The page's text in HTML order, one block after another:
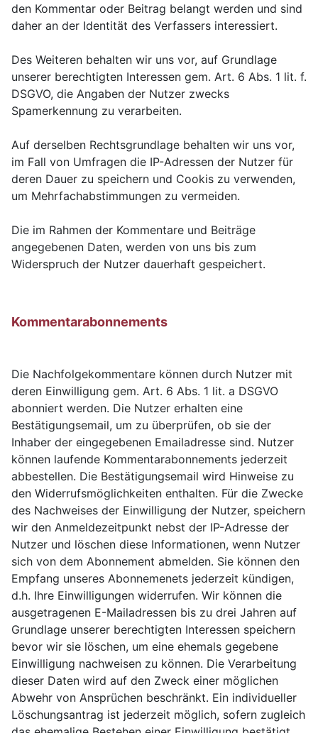
den Kommentar oder Beitrag belangt werden und sind
daher an der Identität des Verfassers interessiert.
Des Weiteren behalten wir uns vor, auf Grundlage
unserer berechtigten Interessen gem. Art. 6 Abs. 1 lit. f.
DSGVO, die Angaben der Nutzer zwecks
Spamerkennung zu verarbeiten.
Auf derselben Rechtsgrundlage behalten wir uns vor,
im Fall von Umfragen die IP-Adressen der Nutzer für
deren Dauer zu speichern und Cookis zu verwenden,
um Mehrfachabstimmungen zu vermeiden.
Die im Rahmen der Kommentare und Beiträge
angegebenen Daten, werden von uns bis zum
Widerspruch der Nutzer dauerhaft gespeichert.
Kommentarabonnements
Die Nachfolgekommentare können durch Nutzer mit
deren Einwilligung gem. Art. 6 Abs. 1 lit. a DSGVO
abonniert werden. Die Nutzer erhalten eine
Bestätigungsemail, um zu überprüfen, ob sie der
Inhaber der eingegebenen Emailadresse sind. Nutzer
können laufende Kommentarabonnements jederzeit
abbestellen. Die Bestätigungsemail wird Hinweise zu
den Widerrufsmöglichkeiten enthalten. Für die Zwecke
des Nachweises der Einwilligung der Nutzer, speichern
wir den Anmeldezeitpunkt nebst der IP-Adresse der
Nutzer und löschen diese Informationen, wenn Nutzer
sich von dem Abonnement abmelden. Sie können den
Empfang unseres Abonnemenets jederzeit kündigen,
d.h. Ihre Einwilligungen widerrufen. Wir können die
ausgetragenen E-Mailadressen bis zu drei Jahren auf
Grundlage unserer berechtigten Interessen speichern
bevor wir sie löschen, um eine ehemals gegebene
Einwilligung nachweisen zu können. Die Verarbeitung
dieser Daten wird auf den Zweck einer möglichen
Abwehr von Ansprüchen beschränkt. Ein individueller
Löschungsantrag ist jederzeit möglich, sofern zugleich